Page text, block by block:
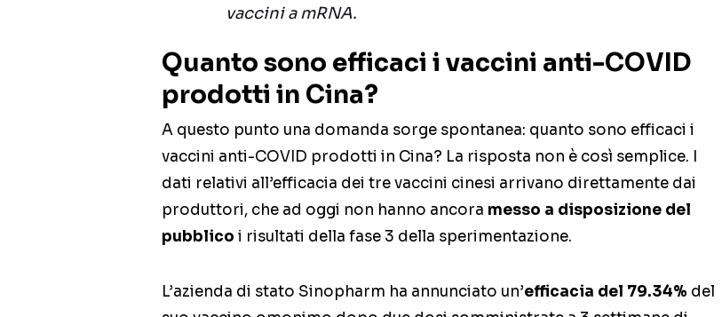
vaccini a mRNA.
Quanto sono efficaci i vaccini anti-COVID
prodotti in Cina?
A questo punto una domanda sorge spontanea: quanto sono efficaci i
vaccini anti-COVID prodotti in Cina? La risposta non è così semplice. I
dati relativi all’efficacia dei tre vaccini cinesi arrivano direttamente dai
produttori, che ad oggi non hanno ancora messo a disposizione del
pubblico i risultati della fase 3 della sperimentazione.
L’azienda di stato Sinopharm ha annunciato un’efficacia del 79.34% del